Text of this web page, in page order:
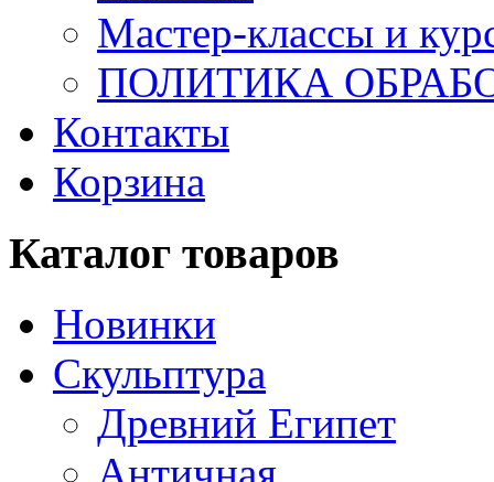
Мастер-классы и
ПОЛИТИКА
Контакты
Корзина
Каталог товаров
Новинки
Скульптура
Древний Египет